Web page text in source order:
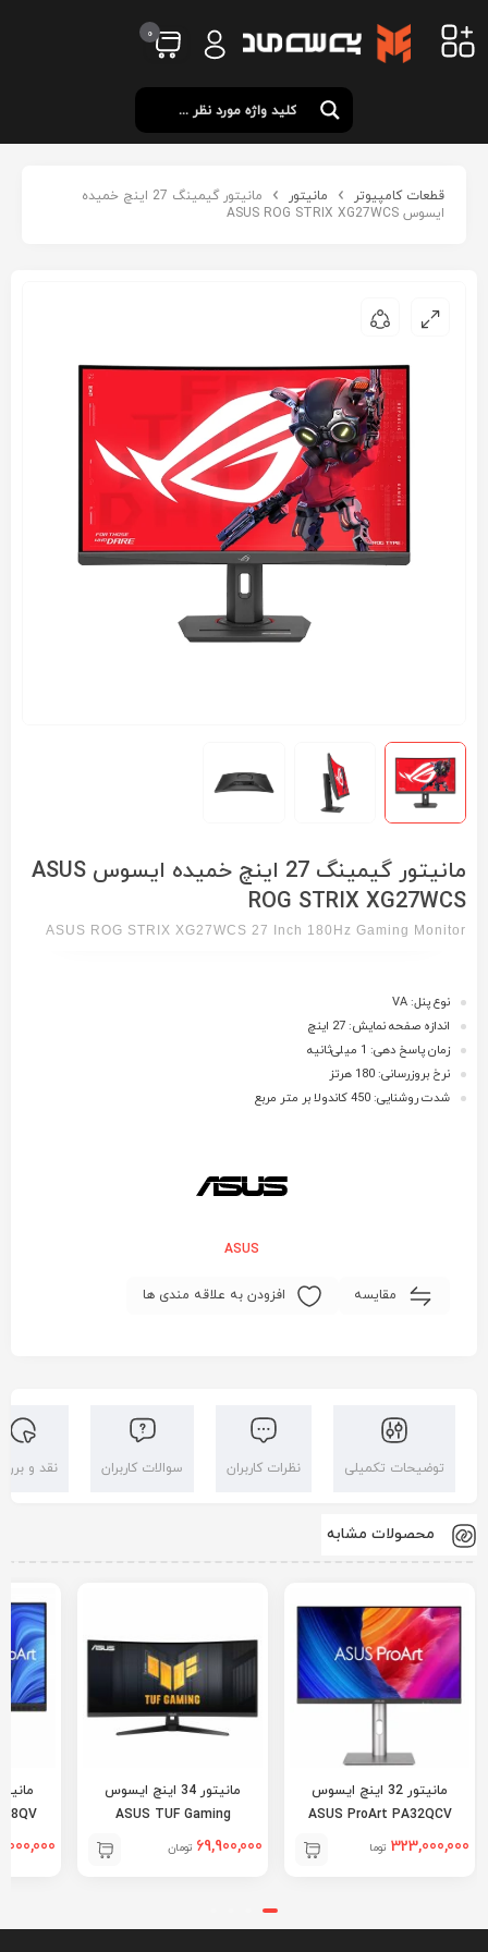
0
قطعات کامپیوتر مانیتور
مانیتور گیمینگ 27 اینچ خمیده
ایسوس ASUS ROG STRIX XG27WCS
مانیتور گیمینگ 27 اینچ خمیده ایسوس ASUS
ROG STRIX XG27WCS
ASUS ROG STRIX XG27WCS 27 Inch 180Hz Gaming Monitor
نوع پنل: VA
اندازه صفحه نمایش: 27 اینچ
زمان پاسخ دهی: 1 میلی‌ثانیه
نرخ بروزرسانی: 180 هرتز
شدت روشنایی: 450 کاندولا بر متر مربع
ASUS
مقایسه افزودن به علاقه مندی ها
توضیحات تکمیلی نظرات کاربران سوالات کاربران نقد و
محصولات مشابه
مانیتور 32 اینچ ایسوس
ASUS ProArt PA32QCV
323,000,000 تومان
مانیتور 34 اینچ ایسوس
ASUS TUF Gaming
VG34VQ3B69,900,000 تومان